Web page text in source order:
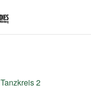
Tanzkreis 2